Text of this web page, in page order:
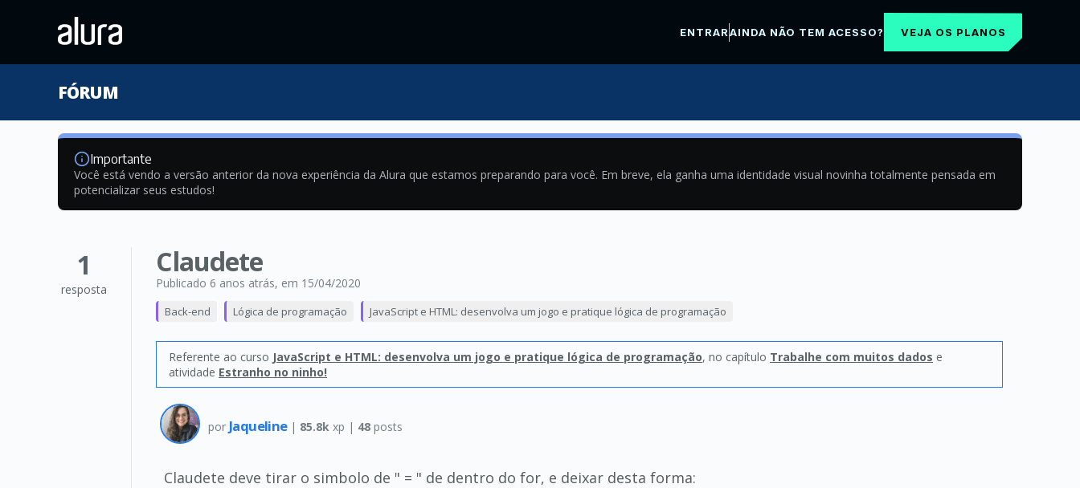
ENTRARAINDA NÃO TEM ACESSO? VEJA OS PLANOS
FÓRUM
Importante
Você está vendo a versão anterior da nova experiência da Alura que estamos preparando para você. Em breve, ela ganha uma identidade visual novinha totalmente pensada em
potencializar seus estudos!
1
resposta
Claudete
Publicado 6 anos atrás, em 15/04/2020
Back-end Lógica de programação JavaScript e HTML: desenvolva um jogo e pratique lógica de programação
Referente ao curso JavaScript e HTML: desenvolva um jogo e pratique lógica de programação, no capítulo Trabalhe com muitos dados e
atividade Estranho no ninho!
por Jaqueline | 85.8k xp | 48 posts
Claudete deve tirar o simbolo de " = " de dentro do for, e deixar desta forma: